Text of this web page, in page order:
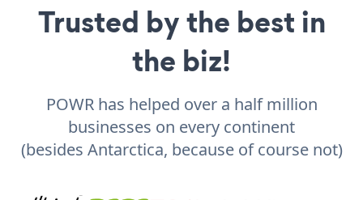
Trusted by the best in
the biz!
POWR has helped over a half million
businesses on every continent
(besides Antarctica, because of course not)